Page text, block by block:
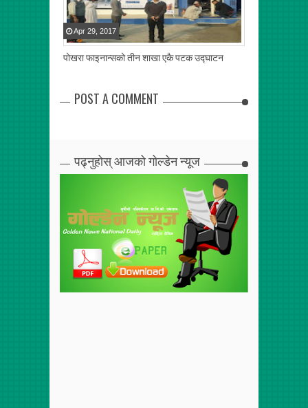
पोखरा फाइनान्सको तीन शाखा एकै पटक उद्घाटन
Apr 29 2017
POST A COMMENT
पढ्नुहोस् आजको गोल्डेन न्यूज